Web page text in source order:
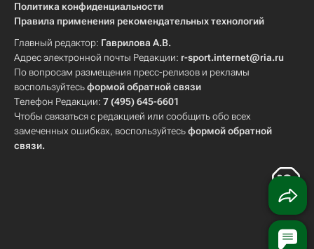
Политика конфиденциальности
Правила применения рекомендательных технологий
Главный редактор: Гаврилова А.В.
Адрес электронной почты Редакции: r-sport.internet@ria.ru
По вопросам размещения пресс-релизов и рекламы
воспользуйтесьформой обратной связи
Телефон Редакции: 7 (495) 645-6601
Чтобы связаться с редакцией или сообщить обо всех
замеченных ошибках, воспользуйтесьформой обратной
связи.